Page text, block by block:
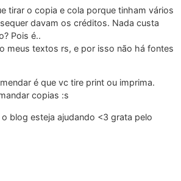
tirar o copia e cola porque tinham vários
davam os créditos. Nada custa
Pois é..
meus textos rs, e por isso não há fontes
é que vc tire print ou imprima.
copias :s
blog esteja ajudando <3 grata pelo